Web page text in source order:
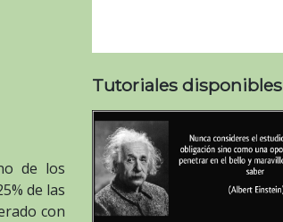
de los
de las
con
Tutoriales disponibles